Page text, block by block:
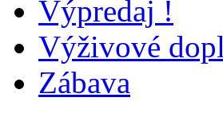
Výpredaj !
Výživové
Zábava